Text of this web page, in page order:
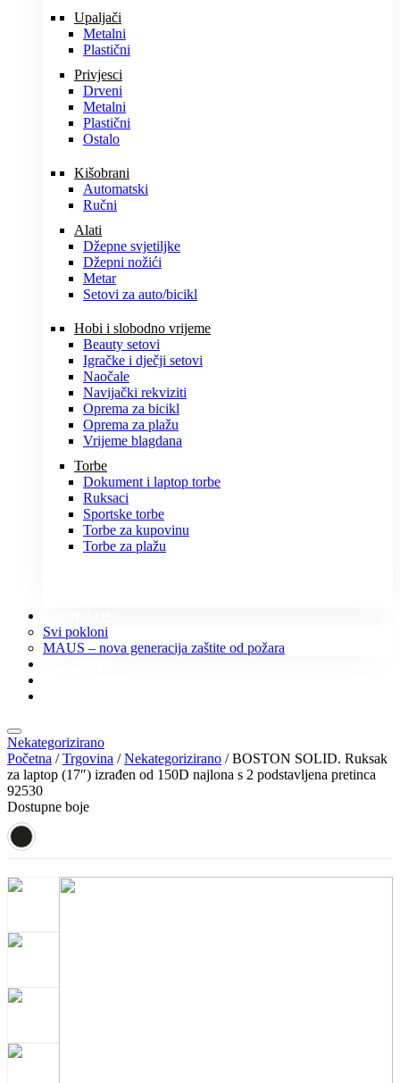
Upaljači
Metalni
Plastični
Privjesci
Drveni
Metalni
Plastični
Ostalo
Kišobrani
Automatski
Ručni
Alati
Džepne svjetiljke
Džepni nožići
Metar
Setovi za auto/bicikl
Hobi i slobodno vrijeme
Beauty setovi
Igračke i dječji setovi
Naočale
Navijački rekviziti
Oprema za bicikl
Oprema za plažu
Vrijeme blagdana
Torbe
Dokument i laptop torbe
Ruksaci
Sportske torbe
Torbe za kupovinu
Torbe za plažu
Svi pokloni
MAUS – nova generacija zaštite od požara
Nekategorizirano
Početna /Trgovina /Nekategorizirano / BOSTON SOLID. Ruksak
za laptop (17″) izrađen od 150D najlona s 2 podstavljena pretinca
92530
Dostupne boje